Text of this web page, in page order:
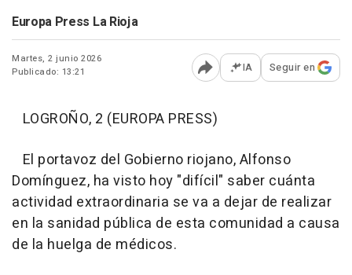
Europa Press La Rioja
Martes, 2 junio 2026
Publicado: 13:21
Abrir opciones para
IA Seguir en
LOGROÑO, 2 (EUROPA PRESS)
El portavoz del Gobierno riojano, Alfonso
Domínguez, ha visto hoy "difícil" saber cuánta
actividad extraordinaria se va a dejar de realizar
en la sanidad pública de esta comunidad a causa
de la huelga de médicos.